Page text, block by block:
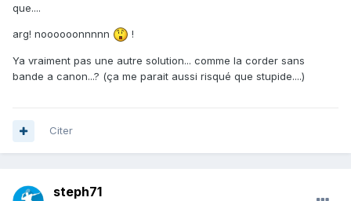
que....
arg! noooooonnnnn !
Ya vraiment pas une autre solution... comme la corder sans
bande a canon...? (ça me parait aussi risqué que stupide....)
Citer
steph71